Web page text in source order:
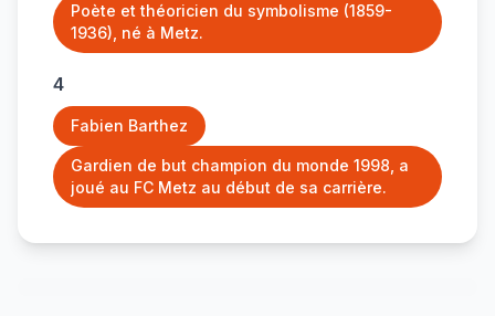
Poète et théoricien du symbolisme (1859-
1936), né à Metz.
4
Fabien Barthez
Gardien de but champion du monde 1998, a
joué au FC Metz au début de sa carrière.